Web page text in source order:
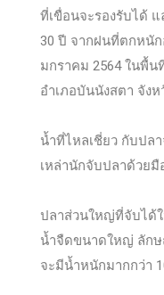
ที่เขื่อนจะรองรับได้
30 ปี จากฝนที่ตกหนั
มกราคม 2564 ในพื้น
อำเภอบันนังสตา จังห
น้ำที่ไหลเชี่ยว กับปล
เหล่านักจับปลาด้วยมื
ปลาส่วนใหญ่ที่จับได้ใ
น้ำจืดขนาดใหญ่ ลักษ
จะมีน้ำหนักมากกว่า